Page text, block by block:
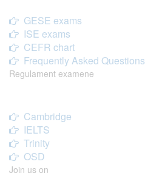
GESE exams
ISE exams
CEFR chart
Frequently Asked Questions
Regulament examene
Cambridge
IELTS
Trinity
OSD
Join us on